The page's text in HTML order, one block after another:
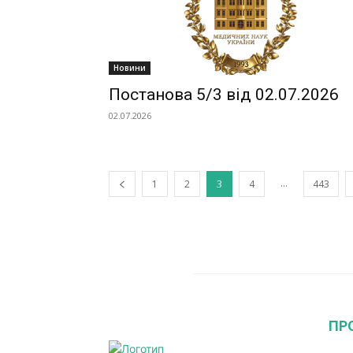
Новини
Постанова 5/3 від 02.07.2026
02.07.2026
1 2 3 4 ... 443